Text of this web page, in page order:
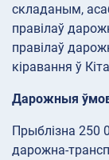
складаным,
правілаў
правілаў
кіравання ў
Дарожныя
Прыблізна 250
дарожна-